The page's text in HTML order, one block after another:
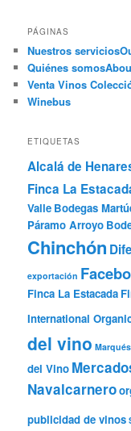
PÁGINAS
Nuestros servicios
Quiénes somos
Venta Vinos
Winebus
ETIQUETAS
Alcalá de
Finca La
Valle Bodegas
Páramo Arroyo
Chinchón
exportación
Finca La Estacada
International
del vino
del Vino
Navalcarnero
publicidad de vinos